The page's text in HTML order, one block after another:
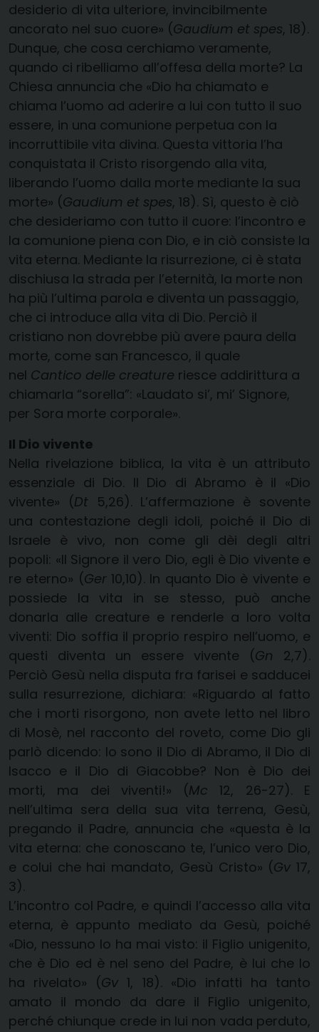
desiderio di vita ulteriore, invincibilmente
ancorato nel suo cuore» (Gaudium et spes, 18).
Dunque, che cosa cerchiamo veramente,
quando ci ribelliamo all’offesa della morte? La
Chiesa annuncia che «Dio ha chiamato e
chiama l’uomo ad aderire a lui con tutto il suo
essere, in una comunione perpetua con la
incorruttibile vita divina. Questa vittoria l’ha
conquistata il Cristo risorgendo alla vita,
liberando l’uomo dalla morte mediante la sua
morte» (Gaudium et spes, 18). Sì, questo è ciò
che desideriamo con tutto il cuore: l’incontro e
la comunione piena con Dio, e in ciò consiste la
vita eterna. Mediante la risurrezione, ci è stata
dischiusa la strada per l’eternità, la morte non
ha più l’ultima parola e diventa un passaggio,
che ci introduce alla vita di Dio. Perciò il
cristiano non dovrebbe più avere paura della
morte, come san Francesco, il quale
nel Cantico delle creature riesce addirittura a
chiamarla “sorella”: «Laudato si’, mi’ Signore,
per Sora morte corporale».
Il Dio vivente
Nella rivelazione biblica, la vita è un attributo
essenziale di Dio. Il Dio di Abramo è il «Dio
vivente» (Dt 5,26). L’affermazione è sovente
una contestazione degli idoli, poiché il Dio di
Israele è vivo, non come gli dèi degli altri
popoli: «Il Signore il vero Dio, egli è Dio vivente e
re eterno» (Ger10,10). In quanto Dio è vivente e
possiede la vita in se stesso, può anche
donarla alle creature e renderle a loro volta
viventi: Dio soffia il proprio respiro nell’uomo, e
questi diventa un essere vivente (Gn 2,7).
Perciò Gesù nella disputa fra farisei e sadducei
sulla resurrezione, dichiara: «Riguardo al fatto
che i morti risorgono, non avete letto nel libro
di Mosè, nel racconto del roveto, come Dio gli
parlò dicendo: Io sono il Dio di Abramo, il Dio di
Isacco e il Dio di Giacobbe? Non è Dio dei
morti, ma dei viventi!» (Mc 12, 26-27). E
nell’ultima sera della sua vita terrena, Gesù,
pregando il Padre, annuncia che «questa è la
vita eterna: che conoscano te, l’unico vero Dio,
e colui che hai mandato, Gesù Cristo» (Gv 17,
3).
L’incontro col Padre, e quindi l’accesso alla vita
eterna, è appunto mediato da Gesù, poiché
«Dio, nessuno lo ha mai visto: il Figlio unigenito,
che è Dio ed è nel seno del Padre, è lui che lo
ha rivelato» (Gv 1, 18). «Dio infatti ha tanto
amato il mondo da dare il Figlio unigenito,
perché chiunque crede in lui non vada perduto,